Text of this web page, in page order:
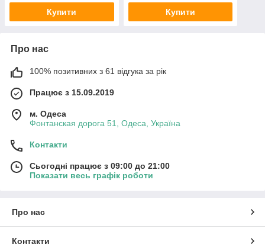
Купити Купити
Про нас
100% позитивних з 61 відгука за рік
Працює з 15.09.2019
м. Одеса
Фонтанская дорога 51, Одеса, Україна
Контакти
Сьогодні працює з 09:00 до 21:00
Показати весь графік роботи
Про нас
Контакти